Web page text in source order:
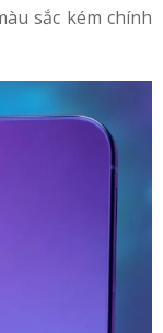
sắc kém chính